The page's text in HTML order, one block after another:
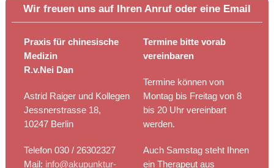
Wir freuen uns auf Ihren Anruf oder eine Email
Praxis für chinesische
Medizin
R.v.Nei Dan
Astrid Raiger und Kollegen
Jessnerstrasse 18,
10247 Berlin
Telefon 030 / 26302327
Mail: info@akupunktur-
Termine bitte vorab
vereinbaren
Termine können von
Montag bis Freitag von 8
bis 20 Uhr vereinbart
werden.
Auch Samstag steht Ihnen
ein Therapeut aus